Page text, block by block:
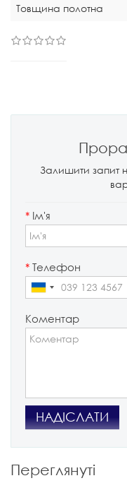
Товщина полотна
Залишити запит
* Ім'я
* Телефон
Коментар
НАДІСЛАТИ
Переглянуті